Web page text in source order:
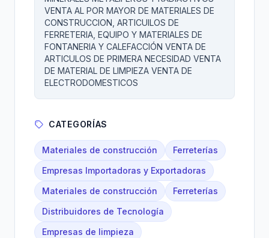
VENTA AL POR MAYOR DE MATERIALES DE
CONSTRUCCION, ARTICUILOS DE
FERRETERIA, EQUIPO Y MATERIALES DE
FONTANERIA Y CALEFACCIÓN VENTA DE
ARTICULOS DE PRIMERA NECESIDAD VENTA
DE MATERIAL DE LIMPIEZA VENTA DE
ELECTRODOMESTICOS
CATEGORÍAS
Materiales de construcción
Ferreterías
Empresas Importadoras y Exportadoras
Materiales de construcción
Ferreterías
Distribuidores de Tecnología
Empresas de limpieza